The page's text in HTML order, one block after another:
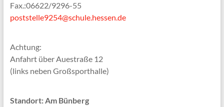
Fax.:06622/9296-55
poststelle9254@schule.hessen.de
Achtung:
Anfahrt über Auestraße 12
(links neben Großsporthalle)
Standort: Am Bünberg